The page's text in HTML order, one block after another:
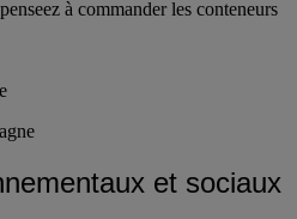
à commander les conteneurs
et sociaux